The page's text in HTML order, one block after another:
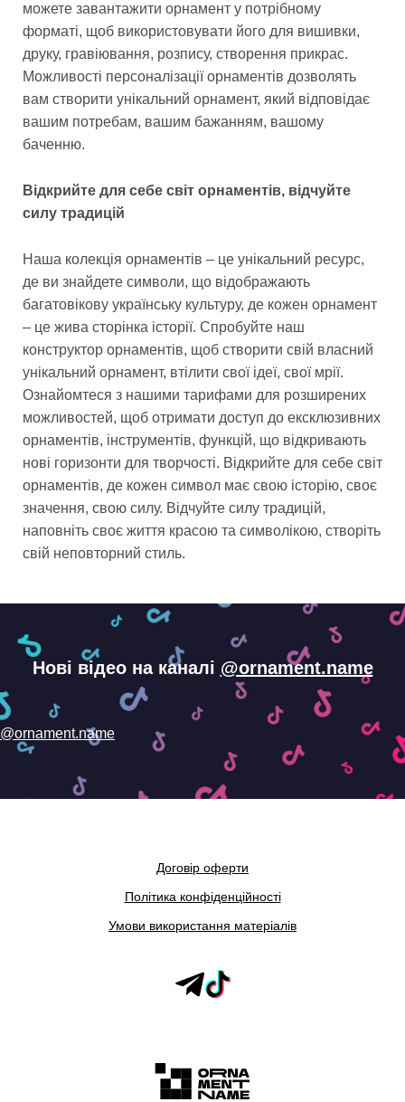
можете завантажити орнамент у потрібному
форматі, щоб використовувати його для вишивки,
друку, гравіювання, розпису, створення прикрас.
Можливості персоналізації орнаментів дозволять
вам створити унікальний орнамент, який відповідає
вашим потребам, вашим бажанням, вашому
баченню.
Відкрийте для себе світ орнаментів, відчуйте
силу традицій
Наша колекція орнаментів – це унікальний ресурс,
де ви знайдете символи, що відображають
багатовікову українську культуру, де кожен орнамент
– це жива сторінка історії. Спробуйте наш
конструктор орнаментів, щоб створити свій власний
унікальний орнамент, втілити свої ідеї, свої мрії.
Ознайомтеся з нашими тарифами для розширених
можливостей, щоб отримати доступ до ексклюзивних
орнаментів, інструментів, функцій, що відкривають
нові горизонти для творчості. Відкрийте для себе світ
орнаментів, де кожен символ має свою історію, своє
значення, свою силу. Відчуйте силу традицій,
наповніть своє життя красою та символікою, створіть
свій неповторний стиль.
Нові відео на каналі @ornament.name
@ornament.name
Договір оферти
Політика конфіденційності
Умови використання матеріалів